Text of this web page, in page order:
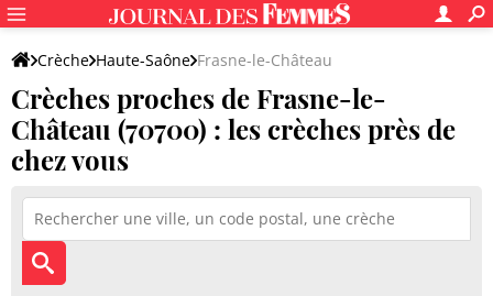
Crèche Haute-Saône Frasne-le-Château
Crèches proches de Frasne-le-
Château (70700) : les crèches près de
chez vous